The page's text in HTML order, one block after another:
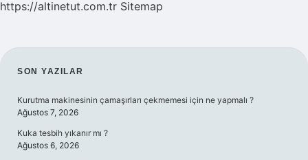
https://altinetut.com.tr Sitemap
SIDEBAR
SON YAZILAR
Kurutma makinesinin çamaşırları çekmemesi için ne yapmalı ?
Ağustos 7, 2026
Kuka tesbih yıkanır mı ?
Ağustos 6, 2026